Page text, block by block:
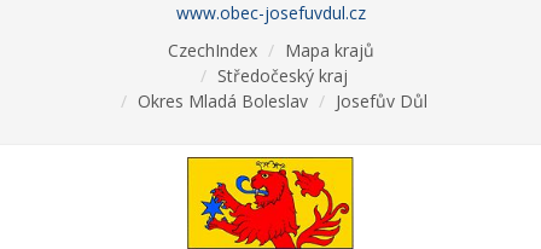
www.obec-josefuvdul.cz
CzechIndex
Mapa krajů
Středočeský kraj
Okres Mladá Boleslav
Josefův Důl